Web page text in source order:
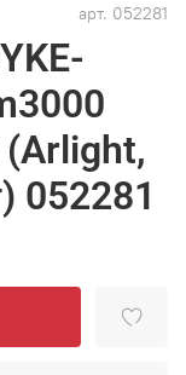
арт. 052281
(Arlight,
052281